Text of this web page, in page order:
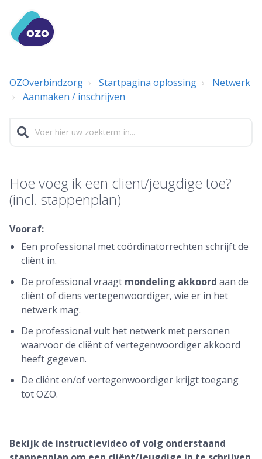
OZOverbindzorg Startpagina oplossing
Netwerk
Aanmaken / inschrijven
Hoe voeg ik een client/jeugdige toe?
(incl. stappenplan)
Vooraf:
Een professional met coördinatorrechten schrijft de
cliënt in.
De professional vraagt mondeling akkoord aan de
cliënt of diens vertegenwoordiger, wie er in het
netwerk mag.
De professional vult het netwerk met personen
waarvoor de cliënt of vertegenwoordiger akkoord
heeft gegeven.
De cliënt en/of vertegenwoordiger krijgt toegang
tot OZO.
Bekijk de instructievideo of volg onderstaand